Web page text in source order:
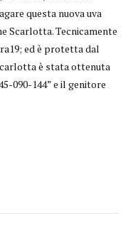
questa nuova uva
Scarlotta. Tecnicamente
ed è protetta dal
è stata ottenuta
090-144” e il genitore